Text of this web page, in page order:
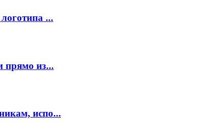
...
прямо из...
испо...